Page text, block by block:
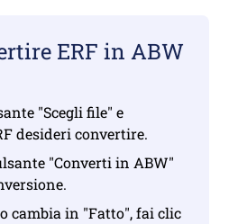
ERF in ABW
"Scegli file" e
desideri convertire.
"Converti in ABW"
cambia in "Fatto", fai clic